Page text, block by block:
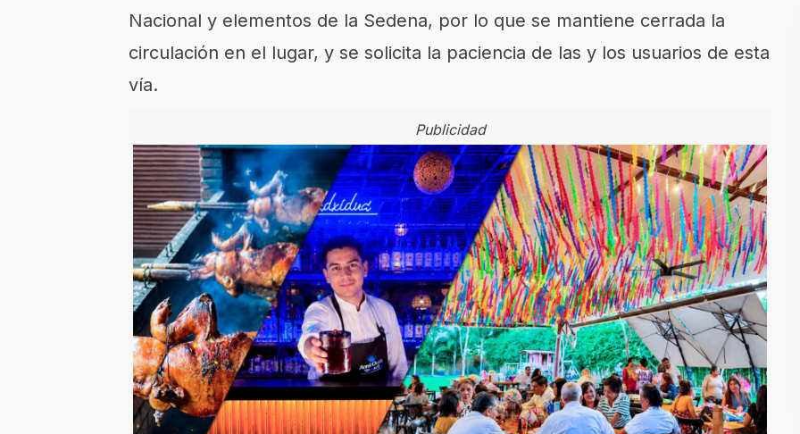
Nacional y elementos de la Sedena, por lo que se mantiene cerrada la
circulación en el lugar, y se solicita la paciencia de las y los usuarios de esta
vía.
Publicidad